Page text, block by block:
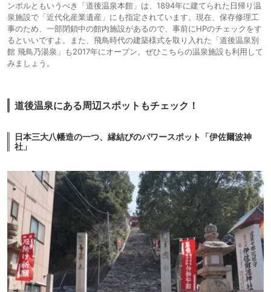
ンボルともいうべき「道後温泉本館」は、1894年に建てられた日帰り温
泉施設で「近代化産業遺産」にも指定されています。現在、保存修理工
事のため、一部閉鎖中の館内施設があるので、事前にHPのチェックをす
るといいですよ。また、飛鳥時代の建築様式を取り入れた「道後温泉別
館 飛鳥乃湯泉」も2017年にオープン。ぜひこちらの温泉施設も利用して
みましょう。
道後温泉にある周辺スポットもチェック！
日本三大八幡造の一つ、縁結びのパワースポット「伊佐爾波神
社」